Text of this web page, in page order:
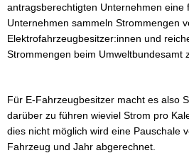
antragsberechtigten Unternehmen eine
Unternehmen sammeln Strommengen
Elektrofahrzeugbesitzer:innen und
Strommengen beim Umweltbundesamt
Für E-Fahrzeugbesitzer macht es also
darüber zu führen wieviel Strom pro
dies nicht möglich wird eine Pauschale
Fahrzeug und Jahr abgerechnet.